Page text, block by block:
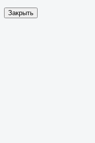
Закрыть